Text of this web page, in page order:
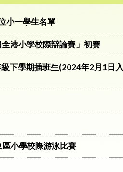
小一學生名單
全港小學校際辯論賽」初賽
下學期插班生(2024年2月1日入
小學校際游泳比賽